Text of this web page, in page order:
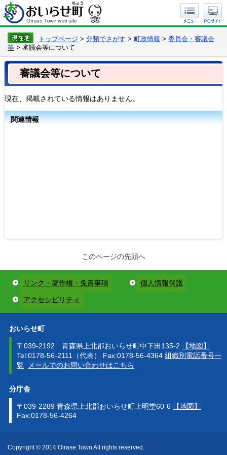
トップページ > 分類でさがす > 町政情報 > 委員会・審議会
等 > 審議会等について
審議会等について
現在、掲載されている情報はありません。
関連情報
このページの先頭へ
リンク・著作権・免責事項 個人情報保護
アクセシビリティ
おいらせ町
〒039-2192 青森県上北郡おいらせ町中下田135-2
【地図】
Tel:0178-56-2111（代表） Fax:0178-56-4364 組織別電話番号一
覧
メールでのお問い合わせはこちら
分庁舎
〒039-2289 青森県上北郡おいらせ町上明堂60-6
【地図】
Fax:0178-56-4264
Copyright © 2014 Oirase Town All rights reserved.